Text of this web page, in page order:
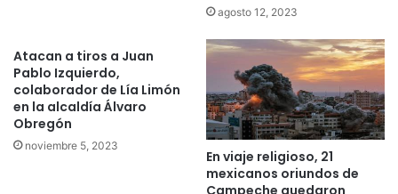
agosto 12, 2023
Atacan a tiros a Juan
Pablo Izquierdo,
colaborador de Lía Limón
en la alcaldía Álvaro
Obregón
noviembre 5, 2023
En viaje religioso, 21
mexicanos oriundos de
Campeche quedaron